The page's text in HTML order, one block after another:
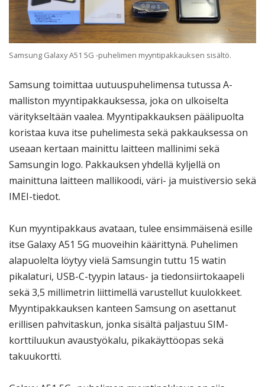
Samsung Galaxy A51 5G -puhelimen myyntipakkauksen sisältö.
Samsung toimittaa uutuuspuhelimensa tutussa A-
malliston myyntipakkauksessa, joka on ulkoiselta
väritykseltään vaalea. Myyntipakkauksen päälipuolta
koristaa kuva itse puhelimesta sekä pakkauksessa on
useaan kertaan mainittu laitteen mallinimi sekä
Samsungin logo. Pakkauksen yhdellä kyljellä on
mainittuna laitteen mallikoodi, väri- ja muistiversio sekä
IMEI-tiedot.
Kun myyntipakkaus avataan, tulee ensimmäisenä esille
itse Galaxy A51 5G muoveihin käärittynä. Puhelimen
alapuolelta löytyy vielä Samsungin tuttu 15 watin
pikalaturi, USB-C-tyypin lataus- ja tiedonsiirtokaapeli
sekä 3,5 millimetrin liittimellä varustellut kuulokkeet.
Myyntipakkauksen kanteen Samsung on asettanut
erillisen pahvitaskun, jonka sisältä paljastuu SIM-
korttiluukun avaustyökalu, pikakäyttöopas sekä
takuukortti.